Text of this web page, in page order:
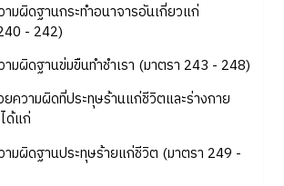
ฐานกระทำอนาจารอันเกี่ยวแก่
- 242)
านข่มขืนทำชำเรา (มาตรา 243 - 248)
ความผิดที่ประทุษร้านแก่ชีวิตและร่างกาย
ด้แก่
ฐานประทุษร้ายแก่ชีวิต (มาตรา 249 -